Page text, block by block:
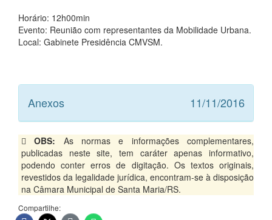
Horário: 12h00min
Evento: Reunião com representantes da Mobilidade Urbana.
Local: Gabinete Presidência CMVSM.
Anexos 11/11/2016
OBS: As normas e informações complementares,
publicadas neste site, tem caráter apenas informativo,
podendo conter erros de digitação. Os textos originais,
revestidos da legalidade jurídica, encontram-se à disposição
na Câmara Municipal de Santa Maria/RS.
Compartilhe: